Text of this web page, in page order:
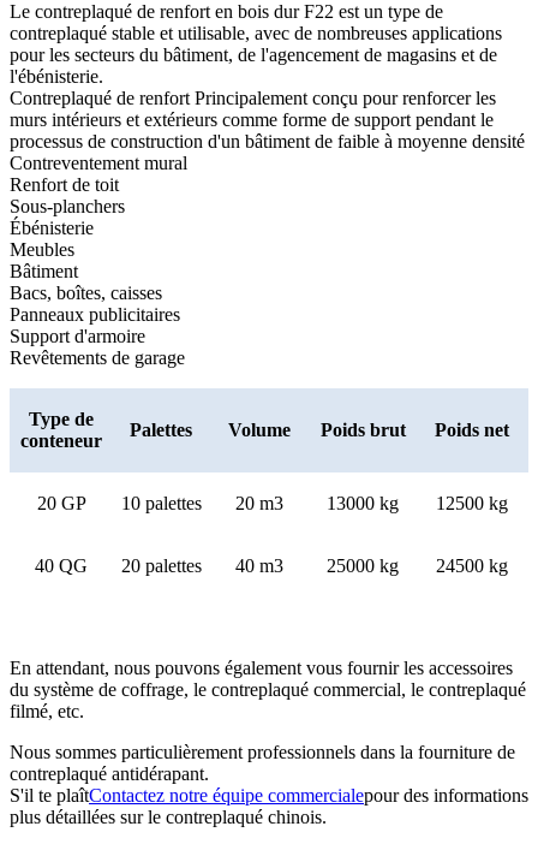
Le contreplaqué de renfort en bois dur F22 est un type de
contreplaqué stable et utilisable, avec de nombreuses applications
pour les secteurs du bâtiment, de l'agencement de magasins et de
l'ébénisterie.
Contreplaqué de renfort Principalement conçu pour renforcer les
murs intérieurs et extérieurs comme forme de support pendant le
processus de construction d'un bâtiment de faible à moyenne densité
Contreventement mural
Renfort de toit
Sous-planchers
Ébénisterie
Meubles
Bâtiment
Bacs, boîtes, caisses
Panneaux publicitaires
Support d'armoire
Revêtements de garage
Type de
conteneur
Palettes Volume Poids brut Poids net
20 GP 10 palettes 20 m3 13000 kg 12500 kg
40 QG 20 palettes 40 m3 25000 kg 24500 kg
En attendant, nous pouvons également vous fournir les accessoires
du système de coffrage, le contreplaqué commercial, le contreplaqué
filmé, etc.
Nous sommes particulièrement professionnels dans la fourniture de
contreplaqué antidérapant.
S'il te plaîtContactez notre équipe commercialepour des informations
plus détaillées sur le contreplaqué chinois.